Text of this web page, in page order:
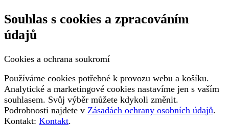
Souhlas s cookies a zpracováním
údajů
Cookies a ochrana soukromí
Používáme cookies potřebné k provozu webu a košíku.
Analytické a marketingové cookies nastavíme jen s vaším
souhlasem. Svůj výběr můžete kdykoli změnit.
Podrobnosti najdete v Zásadách ochrany osobních údajů.
Kontakt: Kontakt.